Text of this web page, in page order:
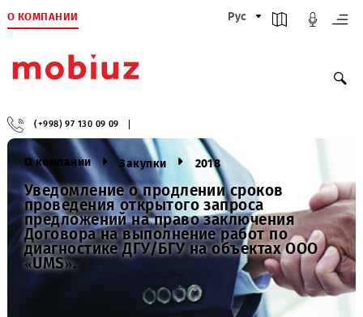
О КОМПАНИИ Рус
(+998) 97 130 09 09
О компании Закупки 2018
Уведомление о продлении сроков
проведения открытого запроса
предложений на право заключения
Договора на выполнение работ по
диагностике ДГУ/БГУ на объектах OOO
«UMS».